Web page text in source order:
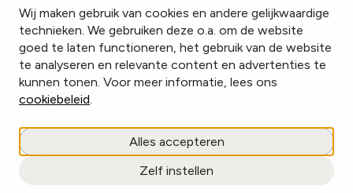
Wij maken gebruik van cookies en andere gelijkwaardige
technieken. We gebruiken deze o.a. om de website
goed te laten functioneren, het gebruik van de website
te analyseren en relevante content en advertenties te
kunnen tonen. Voor meer informatie, lees ons
cookiebeleid.
Alles accepteren
Zelf instellen
InstagramFacebookLinkedIn
Cookies beheren
Privacy policy
copyright © 2026 Events.nl